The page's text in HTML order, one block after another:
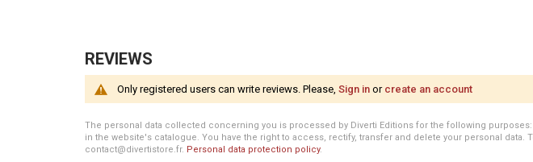
REVIEWS
Only registered users can write reviews. Please, Sign in or create an account
The personal data collected concerning you is processed by Diverti Editions for the following
in the website's catalogue. You have the right to access, rectify, transfer and delete your personal data.
contact@divertistore.fr. Personal data protection policy.